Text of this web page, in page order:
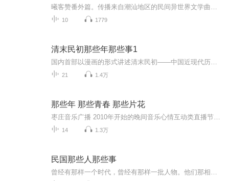
10 1779
清末民初那些年那些事1
21 1.4万
那些年 那些青春 那些片花
14 1.3万
民国那些人那些事